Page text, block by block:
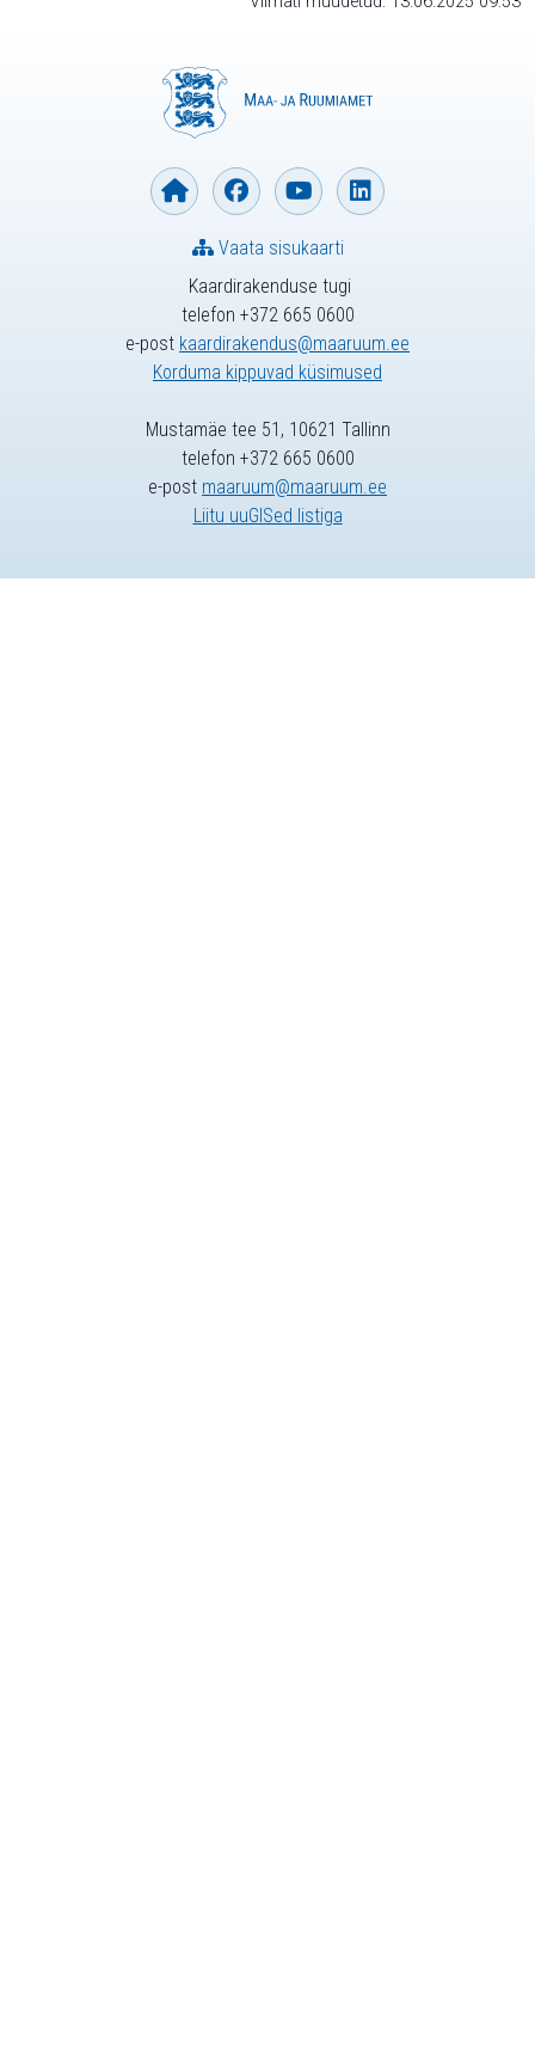
Kaardirakenduse tugi
telefon +372 665 0600
e-post kaardirakendus@maaruum.ee
Korduma kippuvad küsimused
Vaata sisukaarti
Mustamäe tee 51, 10621 Tallinn
telefon +372 665 0600
e-post maaruum@maaruum.ee
Liitu uuGISed listiga